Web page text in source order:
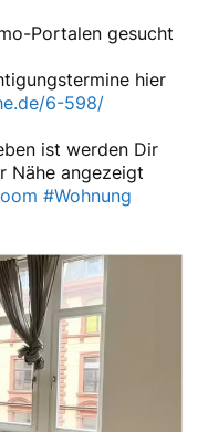
Portalen gesucht
hier
6-598/
ist werden Dir
Nähe angezeigt
#Wohnung